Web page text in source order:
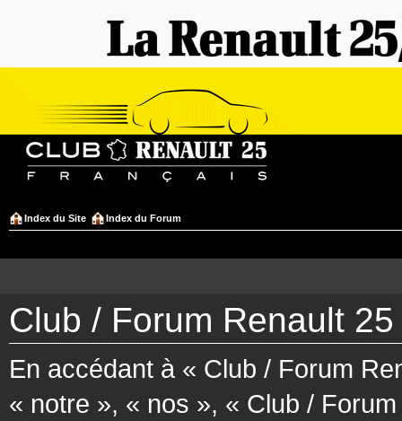
Index du Site Index du Forum
Club / Forum Renault
En accédant à « Club / Forum
« notre », « nos », « Club /